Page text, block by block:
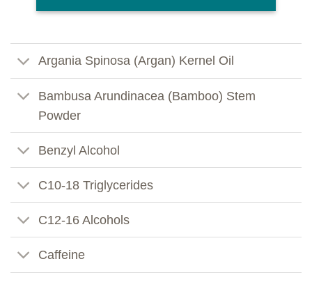
Argania Spinosa (Argan) Kernel Oil
Bambusa Arundinacea (Bamboo) Stem
Powder
Benzyl Alcohol
C10-18 Triglycerides
C12-16 Alcohols
Caffeine